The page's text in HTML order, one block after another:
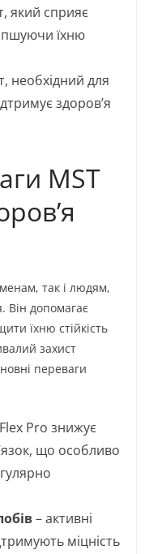
який сприяє
їхню
необхідний для
здоров’я
MST
так і людям,
Він допомагає
їхню стійкість
захист
переваги
Pro знижує
що особливо
– активні
міцність